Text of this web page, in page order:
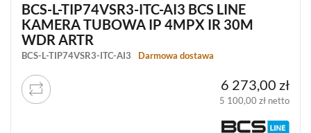
AKCESORIA
WIEŻE
MOBILNE
LICENCJE
BCS
MANAGER
ZESTAWY
BCS-L-TIP74VSR3-ITC-AI3 BCS LINE
KAMERA TUBOWA IP 4MPX IR 30M
WDR ARTR
BCS-L-TIP74VSR3-ITC-AI3 Darmowa dostawa
6 273,00 zł
5 100,00 zł netto